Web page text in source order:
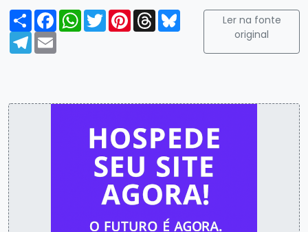
Compartilhar
FacebookWhatsApp
TwitterPinterest
ThreadsBluesky
Telegram
Email
Ler na fonte
original